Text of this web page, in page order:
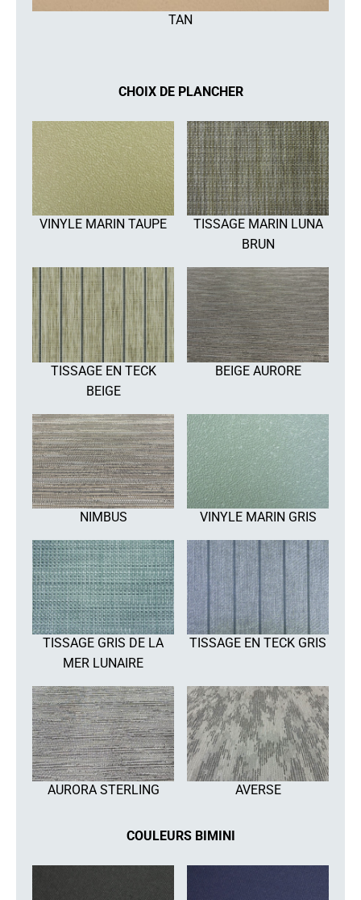
TAN
CHOIX DE PLANCHER
VINYLE MARIN TAUPE
TISSAGE MARIN LUNA
BRUN
TISSAGE EN TECK
BEIGE
BEIGE AURORE
NIMBUS VINYLE MARIN GRIS
TISSAGE GRIS DE LA
MER LUNAIRE
TISSAGE EN TECK GRIS
AURORA STERLING AVERSE
COULEURS BIMINI